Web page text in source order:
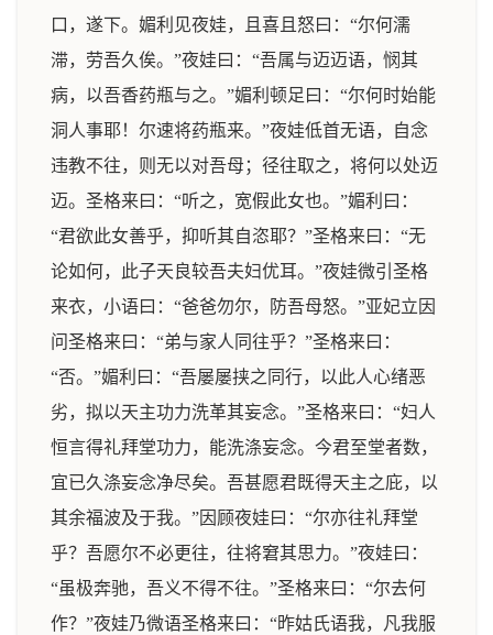
口，遂下。媚利见夜娃，且喜且怒曰：“尔何濡
滞，劳吾久俟。”夜娃曰：“吾属与迈迈语，悯其
病，以吾香药瓶与之。”媚利顿足曰：“尔何时始能
洞人事耶！尔速将药瓶来。”夜娃低首无语，自念
违教不往，则无以对吾母；径往取之，将何以处迈
迈。圣格来曰：“听之，宽假此女也。”媚利曰：
“君欲此女善乎，抑听其自恣耶？”圣格来曰：“无
论如何，此子天良较吾夫妇优耳。”夜娃微引圣格
来衣，小语曰：“爸爸勿尔，防吾母怒。”亚妃立因
问圣格来曰：“弟与家人同往乎？”圣格来曰：
“否。”媚利曰：“吾屡屡挟之同行，以此人心绪恶
劣，拟以天主功力洗革其妄念。”圣格来曰：“妇人
恒言得礼拜堂功力，能洗涤妄念。今君至堂者数，
宜已久涤妄念净尽矣。吾甚愿君既得天主之庇，以
其余福波及于我。”因顾夜娃曰：“尔亦往礼拜堂
乎？吾愿尔不必更往，往将窘其思力。”夜娃曰：
“虽极奔驰，吾义不得不往。”圣格来曰：“尔去何
作？”夜娃乃微语圣格来曰：“昨姑氏语我，凡我服